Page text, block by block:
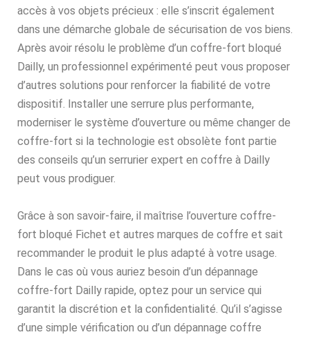
accès à vos objets précieux : elle s’inscrit également
dans une démarche globale de sécurisation de vos biens.
Après avoir résolu le problème d’un coffre-fort bloqué
Dailly, un professionnel expérimenté peut vous proposer
d’autres solutions pour renforcer la fiabilité de votre
dispositif. Installer une serrure plus performante,
moderniser le système d’ouverture ou même changer de
coffre-fort si la technologie est obsolète font partie
des conseils qu’un serrurier expert en coffre à Dailly
peut vous prodiguer.
Grâce à son savoir-faire, il maîtrise l’ouverture coffre-
fort bloqué Fichet et autres marques de coffre et sait
recommander le produit le plus adapté à votre usage.
Dans le cas où vous auriez besoin d’un dépannage
coffre-fort Dailly rapide, optez pour un service qui
garantit la discrétion et la confidentialité. Qu’il s’agisse
d’une simple vérification ou d’un dépannage coffre